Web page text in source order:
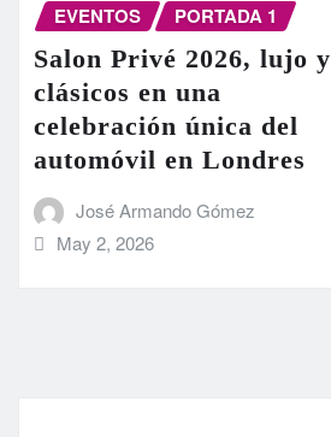
EVENTOS PORTADA 1
Salon Privé 2026, lujo y
clásicos en una
celebración única del
automóvil en Londres
José Armando Gómez
May 2, 2026